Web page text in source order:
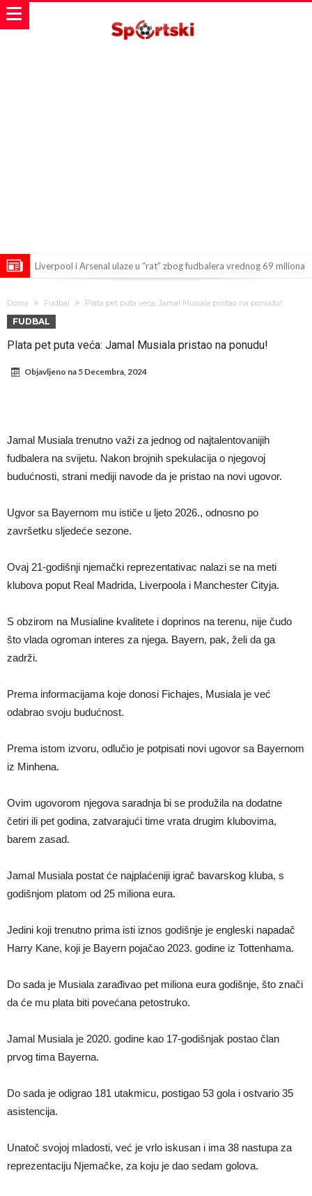
Liverpool i Arsenal ulaze u “rat” zbog fudbalera vrednog 69 miliona
fudbaler Barcelone
Engleski reprezentativac optužen za napad u noćnom klubu
novčanik – očekuju se dodatna pojačanja
Manchester City je već pronašao zamenu za Rodrija, i to kakvu!
Samo dva igrača u istoriji fudbala izvela su “nemoguće”! Jedan je
Doma Fudbal Plata pet puta veća: Jamal Musiala pristao na ponudu!
FUDBAL
Plata pet puta veća: Jamal Musiala pristao na ponudu!
Objavljeno na 5 Decembra, 2024
Jamal Musiala trenutno važi za jednog od najtalentovanijih
fudbalera na svijetu. Nakon brojnih spekulacija o njegovoj
budućnosti, strani mediji navode da je pristao na novi ugovor.
Ugvor sa Bayernom mu ističe u ljeto 2026., odnosno po
završetku sljedeće sezone.
Ovaj 21-godišnji njemački reprezentativac nalazi se na meti
klubova poput Real Madrida, Liverpoola i Manchester Cityja.
S obzirom na Musialine kvalitete i doprinos na terenu, nije čudo
što vlada ogroman interes za njega. Bayern, pak, želi da ga
zadrži.
Prema informacijama koje donosi Fichajes, Musiala je već
odabrao svoju budućnost.
Prema istom izvoru, odlučio je potpisati novi ugovor sa Bayernom
iz Minhena.
Ovim ugovorom njegova saradnja bi se produžila na dodatne
četiri ili pet godina, zatvarajući time vrata drugim klubovima,
barem zasad.
Jamal Musiala postat će najplaćeniji igrač bavarskog kluba, s
godišnjom platom od 25 miliona eura.
Jedini koji trenutno prima isti iznos godišnje je engleski napadač
Harry Kane, koji je Bayern pojačao 2023. godine iz Tottenhama.
Do sada je Musiala zarađivao pet miliona eura godišnje, što znači
da će mu plata biti povećana petostruko.
Jamal Musiala je 2020. godine kao 17-godišnjak postao član
prvog tima Bayerna.
Do sada je odigrao 181 utakmicu, postigao 53 gola i ostvario 35
asistencija.
Unatoč svojoj mladosti, već je vrlo iskusan i ima 38 nastupa za
reprezentaciju Njemačke, za koju je dao sedam golova.